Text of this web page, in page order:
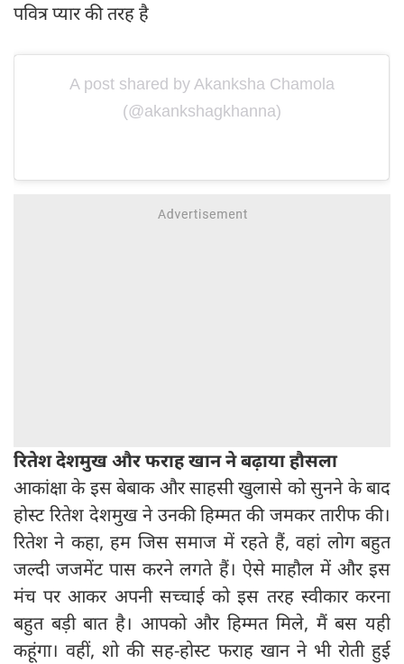
पवित्र प्यार की तरह है
A post shared by Akanksha Chamola
(@akankshagkhanna)
रितेश देशमुख और फराह खान ने बढ़ाया हौसला
आकांक्षा के इस बेबाक और साहसी खुलासे को सुनने के बाद
होस्ट रितेश देशमुख ने उनकी हिम्मत की जमकर तारीफ की।
रितेश ने कहा, हम जिस समाज में रहते हैं, वहां लोग बहुत
जल्दी जजमेंट पास करने लगते हैं। ऐसे माहौल में और इस
मंच पर आकर अपनी सच्चाई को इस तरह स्वीकार करना
बहुत बड़ी बात है। आपको और हिम्मत मिले, मैं बस यही
कहूंगा। वहीं, शो की सह-होस्ट फराह खान ने भी रोती हुई